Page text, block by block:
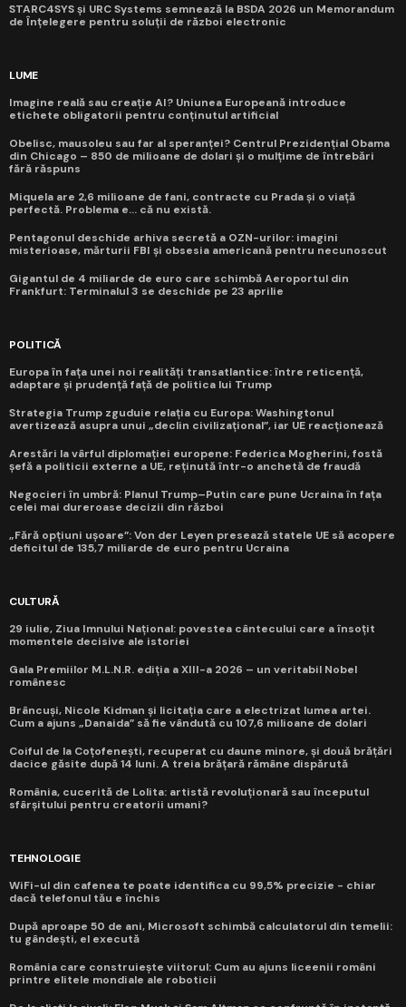
STARC4SYS și URC Systems semnează la BSDA 2026 un Memorandum
de Înțelegere pentru soluții de război electronic
LUME
Imagine reală sau creație AI? Uniunea Europeană introduce
etichete obligatorii pentru conținutul artificial
Obelisc, mausoleu sau far al speranței? Centrul Prezidențial Obama
din Chicago – 850 de milioane de dolari și o mulțime de întrebări
fără răspuns
Miquela are 2,6 milioane de fani, contracte cu Prada și o viață
perfectă. Problema e... că nu există.
Pentagonul deschide arhiva secretă a OZN-urilor: imagini
misterioase, mărturii FBI și obsesia americană pentru necunoscut
Gigantul de 4 miliarde de euro care schimbă Aeroportul din
Frankfurt: Terminalul 3 se deschide pe 23 aprilie
POLITICĂ
Europa în fața unei noi realități transatlantice: între reticență,
adaptare și prudență față de politica lui Trump
Strategia Trump zguduie relația cu Europa: Washingtonul
avertizează asupra unui „declin civilizațional”, iar UE reacționează
Arestări la vârful diplomației europene: Federica Mogherini, fostă
șefă a politicii externe a UE, reținută într-o anchetă de fraudă
Negocieri în umbră: Planul Trump–Putin care pune Ucraina în fața
celei mai dureroase decizii din război
„Fără opțiuni ușoare”: Von der Leyen presează statele UE să acopere
deficitul de 135,7 miliarde de euro pentru Ucraina
CULTURĂ
29 iulie, Ziua Imnului Național: povestea cântecului care a însoțit
momentele decisive ale istoriei
Gala Premiilor M.L.N.R. ediția a XIII-a 2026 – un veritabil Nobel
românesc
Brâncuși, Nicole Kidman și licitația care a electrizat lumea artei.
Cum a ajuns „Danaida” să fie vândută cu 107,6 milioane de dolari
Coiful de la Coțofenești, recuperat cu daune minore, și două brățări
dacice găsite după 14 luni. A treia brățară rămâne dispărută
România, cucerită de Lolita: artistă revoluționară sau începutul
sfârșitului pentru creatorii umani?
TEHNOLOGIE
WiFi-ul din cafenea te poate identifica cu 99,5% precizie - chiar
dacă telefonul tău e închis
După aproape 50 de ani, Microsoft schimbă calculatorul din temelii:
tu gândești, el execută
România care construiește viitorul: Cum au ajuns liceenii români
printre elitele mondiale ale roboticii